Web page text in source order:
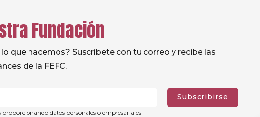
Fundación
que hacemos? Suscríbete con tu correo y recibe las
de la FEFC.
Subscribirse
proporcionando datos personales o empresariales